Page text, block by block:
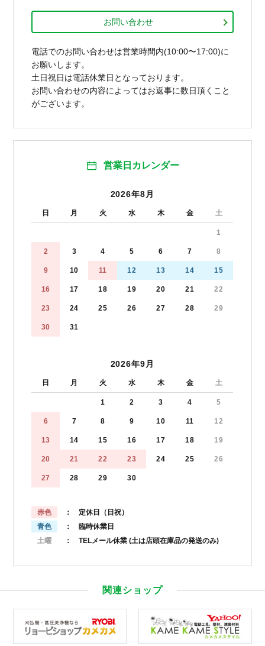
お問い合わせ
電話でのお問い合わせは営業時間内(10:00〜17:00)に
お願いします。
土日祝日は電話休業日となっております。
お問い合わせの内容によってはお返事に数日頂くこと
がございます。
営業日カレンダー
2026年8月
日 月 火 水 木 金 土
1
2 3 4 5 6 7 8
9 10 11 12 13 14 15
16 17 18 19 20 21 22
23 24 25 26 27 28 29
30 31
2026年9月
日 月 火 水 木 金 土
1 2 3 4 5
6 7 8 9 10 11 12
13 14 15 16 17 18 19
20 21 22 23 24 25 26
27 28 29 30
赤色
： 定休日（日祝）
青色
： 臨時休業日
土曜
： TELメール休業 (土は店頭在庫品の発送のみ)
関連ショップ